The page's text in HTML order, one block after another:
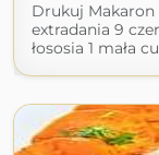
Drukuj Makaron
extradania 9
łososia 1 mała